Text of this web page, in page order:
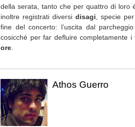
della serata, tanto che per quattro di loro
inoltre registrati diversi disagi , specie
fine del concerto: l’uscita dal
cosicché per far defluire completamente
ore
Athos Guerro